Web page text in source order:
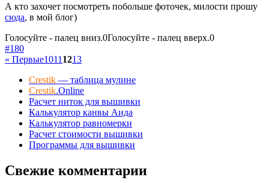
А кто захочет посмотреть побольше фоточек, милости прошу
сюда, в мой блог)
Голосуйте - палец вниз.0Голосуйте - палец вверх.0
#180
« Первые1011 1213
Crestik — таблица мулине
Crestik.Online
Расчет ниток для вышивки
Калькулятор канвы Аида
Калькулятор равномерки
Расчет стоимости вышивки
Программы для вышивки
Свежие комментарии